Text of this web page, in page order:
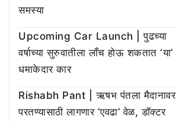
समस्या
Upcoming Car Launch | पुढच्या
वर्षाच्या सुरुवातीला लाँच होऊ शकतात ‘या’
धमाकेदार कार
Rishabh Pant | ऋषभ पंतला मैदानावर
परतण्यासाठी लागणार ‘एवढा’ वेळ, डॉक्टर